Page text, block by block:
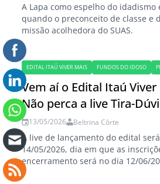
A Lapa como espelho do idadismo
quando o preconceito de classe e
missão acolhedora do SUAS.
EDITAL ITAÚ VIVER MAIS FUNDOS DO IDOSO
Vem aí o Edital Itaú Viver
Não perca a live Tira-
13/05/2026 Beltrina Côrte
A live de lançamento do edital
14/05/2026, dia em que as
encerramento será no dia 12/06/